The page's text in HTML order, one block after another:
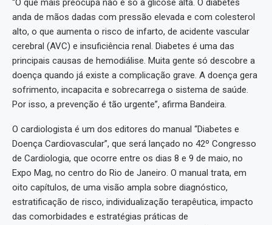
“O que mais preocupa não é só a glicose alta. O diabetes
anda de mãos dadas com pressão elevada e com colesterol
alto, o que aumenta o risco de infarto, de acidente vascular
cerebral (AVC) e insuficiência renal. Diabetes é uma das
principais causas de hemodiálise. Muita gente só descobre a
doença quando já existe a complicação grave. A doença gera
sofrimento, incapacita e sobrecarrega o sistema de saúde.
Por isso, a prevenção é tão urgente”, afirma Bandeira.
O cardiologista é um dos editores do manual “Diabetes e
Doença Cardiovascular”, que será lançado no 42º Congresso
de Cardiologia, que ocorre entre os dias 8 e 9 de maio, no
Expo Mag, no centro do Rio de Janeiro. O manual trata, em
oito capítulos, de uma visão ampla sobre diagnóstico,
estratificação de risco, individualização terapêutica, impacto
das comorbidades e estratégias práticas de